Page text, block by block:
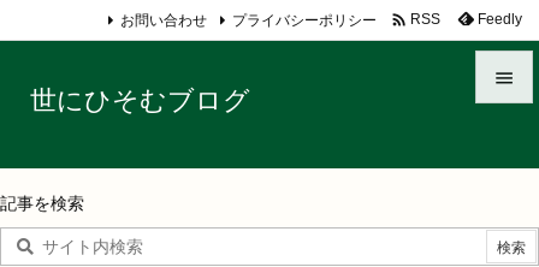
世にひそむブログ


お問い合わせ プライバシーポリシー  RSS Feedly
記事を検索